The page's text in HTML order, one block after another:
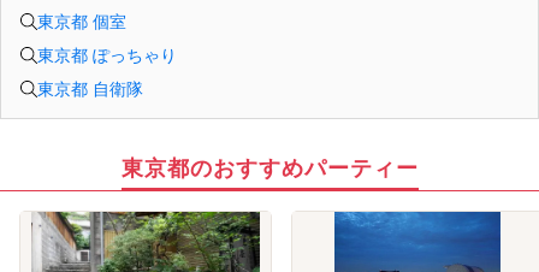
東京都 個室
東京都 ぽっちゃり
東京都 自衛隊
東京都のおすすめパーティー